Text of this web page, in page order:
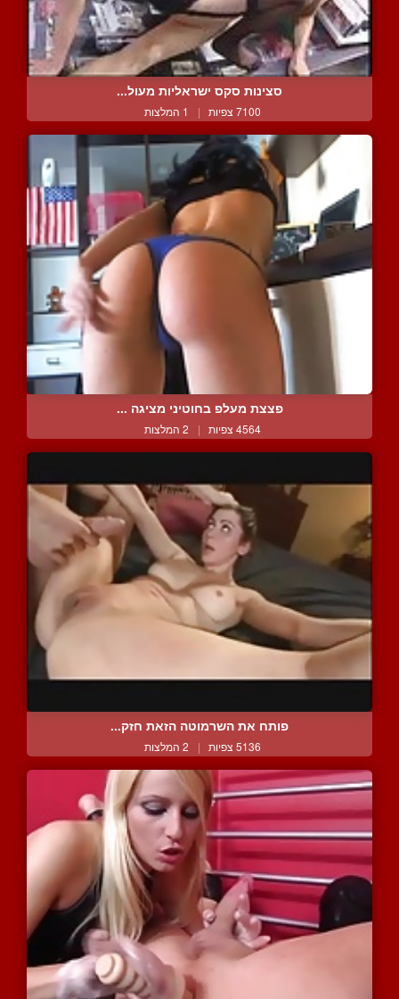
סצינות סקס ישראליות מעול...
7100 צפיות | 1 המלצות
פצצת מעלפ בחוטיני מציגה ...
4564 צפיות | 2 המלצות
פותח את השרמוטה הזאת חזק...
5136 צפיות | 2 המלצות